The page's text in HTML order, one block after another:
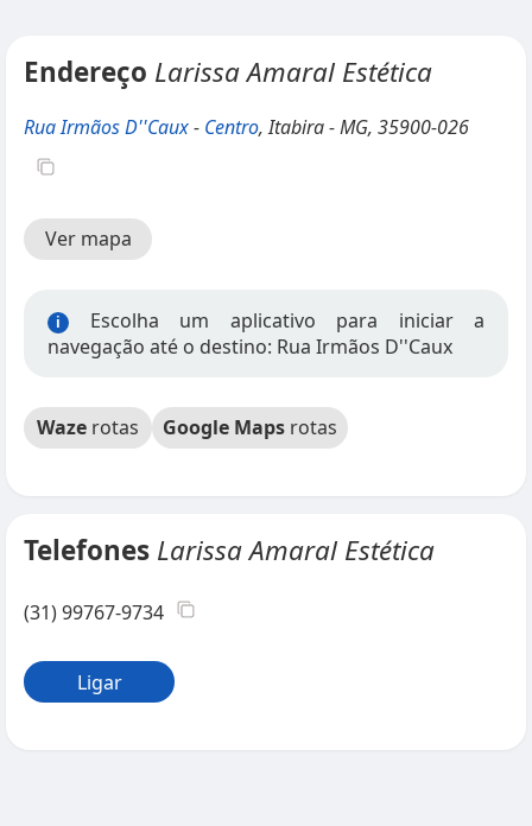
Endereço Larissa Amaral Estética
Rua Irmãos D''Caux- Centro, Itabira - MG, 35900-026
Ver mapa
i
Escolha um aplicativo para iniciar a
navegação até o destino: Rua Irmãos D''Caux
Waze rotas Google Maps rotas
Telefones Larissa Amaral Estética
(31) 99767-9734
Ligar